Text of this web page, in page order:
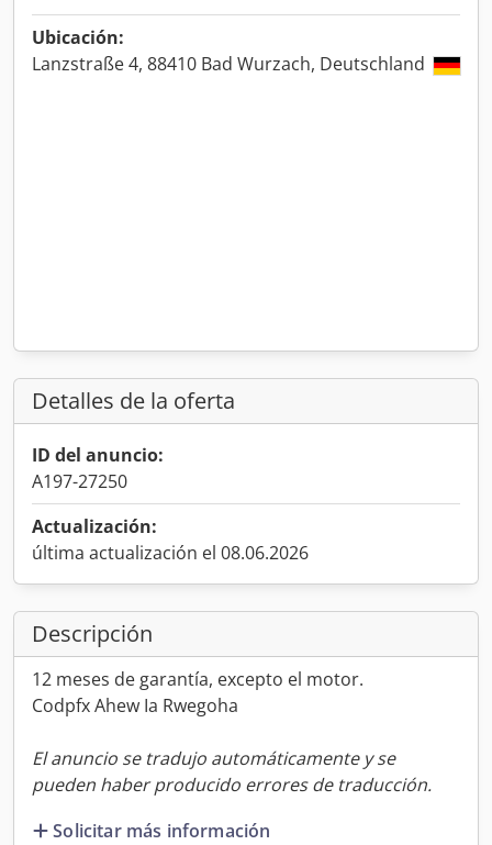
Ubicación:
Lanzstraße 4, 88410 Bad Wurzach, Deutschland
Detalles de la oferta
ID del anuncio:
A197-27250
Actualización:
última actualización el 08.06.2026
Descripción
12 meses de garantía, excepto el motor.
Codpfx Ahew Ia Rwegoha
El anuncio se tradujo automáticamente y se
pueden haber producido errores de traducción.
Solicitar más información